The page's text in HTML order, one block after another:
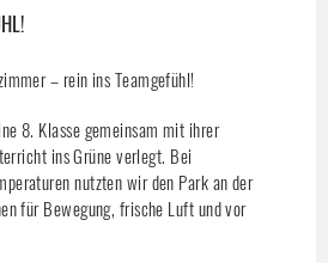
– rein ins Teamgefühl!
8. Klasse gemeinsam mit ihrer
ins Grüne verlegt. Bei
nutzten wir den Park an der
für Bewegung, frische Luft und vor